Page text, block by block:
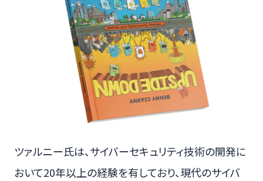
ツァルニー氏は、サイバーセキュリティ技術の開発に
おいて20年以上の経験を有しており、現代のサイバ